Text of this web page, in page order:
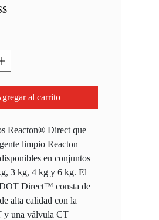
Precio
al carrito
Reacton® Direct que
limpio Reacton
en conjuntos
3 kg, 4 kg y 6 kg. El
Direct™ consta de
alta calidad con la
y una válvula CT